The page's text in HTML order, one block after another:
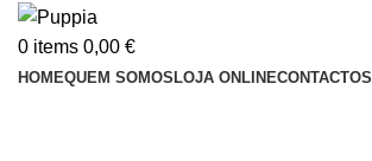
0 items 0,00 €
HOMEQUEM SOMOSLOJA ONLINECONTACTOS